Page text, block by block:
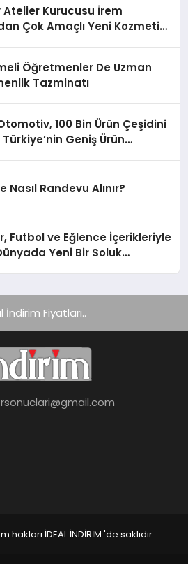
Atelier Kurucusu İrem
Çok Amaçlı Yeni Kozmetik
Öğretmenler De Uzman
Tazminatı
100 Bin Ürün Çeşidini
Geniş Ürün
Nasıl Randevu Alınır?
Futbol ve Eğlence İçerikleriyle
Yeni Bir Soluk
İndirim Fiyatları..
İDEAL İNDİRİM 'de saklıdır.